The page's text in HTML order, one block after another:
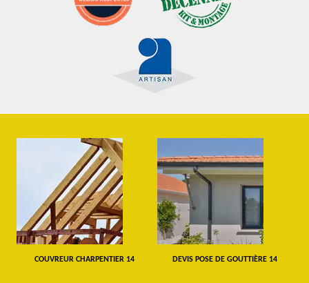
COUVREUR CHARPENTIER 14 DEVIS POSE DE GOUTTIÈRE 14